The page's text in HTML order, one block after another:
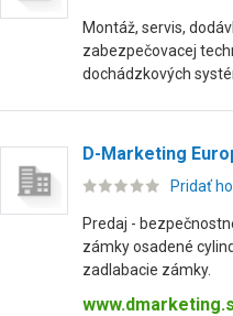
Montáž, servis,
zabezpečovacej
dochádzkových
D-Marketing
Pridať
Predaj -
zámky osadené
zadlabacie zámky.